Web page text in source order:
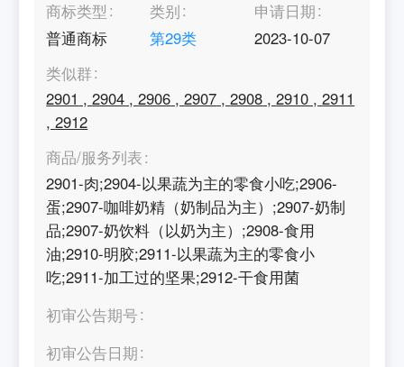
商标类型
普通商标
类别
第29类
申请日期
2023-10-07
类似群
2901 ,2904 ,2906 ,2907 ,2908 ,2910 ,2911
,2912
商品/服务列表
2901-肉;2904-以果蔬为主的零食小吃;2906-
蛋;2907-咖啡奶精（奶制品为主）;2907-奶制
品;2907-奶饮料（以奶为主）;2908-食用
油;2910-明胶;2911-以果蔬为主的零食小
吃;2911-加工过的坚果;2912-干食用菌
初审公告期号
初审公告日期